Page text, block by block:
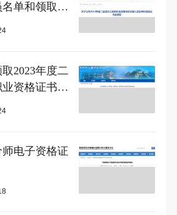
单和领取证
2023年度二
资格证书的
电子资格证